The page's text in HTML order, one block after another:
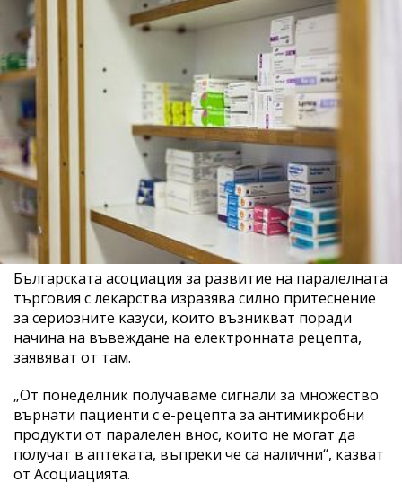
Българската асоциация за развитие на паралелната
търговия с лекарства изразява силно притеснение
за сериозните казуси, които възникват поради
начина на въвеждане на електронната рецепта,
заявяват от там.
„От понеделник получаваме сигнали за множество
върнати пациенти с е-рецепта за антимикробни
продукти от паралелен внос, които не могат да
получат в аптеката, въпреки че са налични“, казват
от Асоциацията.